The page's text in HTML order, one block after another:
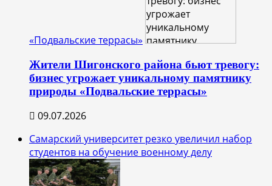
«Подвальские террасы»
Жители Шигонского района бьют тревогу:
бизнес угрожает уникальному памятнику
природы «Подвальские террасы»
09.07.2026
Самарский университет резко увеличил набор
студентов на обучение военному делу